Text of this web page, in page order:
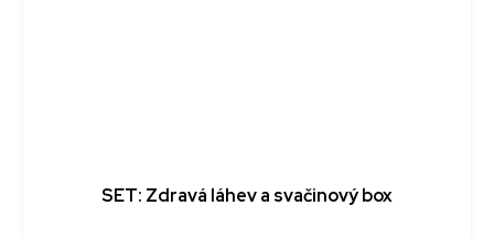
SET: Zdravá láhev a svačinový box